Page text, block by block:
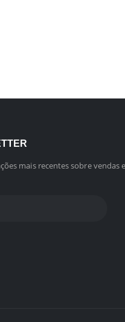
mais recentes sobre vendas